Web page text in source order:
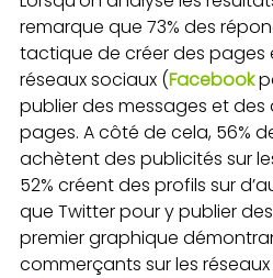
remarque que 73% des
tactique de créer des pages
réseaux sociaux (Facebook
publier des messages et des
pages. A côté de cela, 56%
achètent des publicités sur
52% créent des profils sur
que Twitter pour y publier
premier graphique
commerçants sur les réseaux